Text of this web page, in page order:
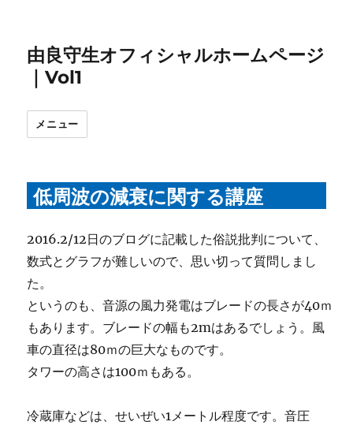
由良守生オフィシャルホームページ
｜Vol1
メニュー
低周波の減衰に関する講座
2016.2/12日のブログに記載した俗説批判について、
数式とグラフが難しいので、思い切って質問しまし
た。
というのも、音源の風力発電はブレードの長さが40ｍ
もあります。ブレードの幅も2mはあるでしょう。風
車の直径は80ｍの巨大なものです。
タワーの高さは100ｍもある。
冷蔵庫などは、せいぜい1メートル程度です。音圧